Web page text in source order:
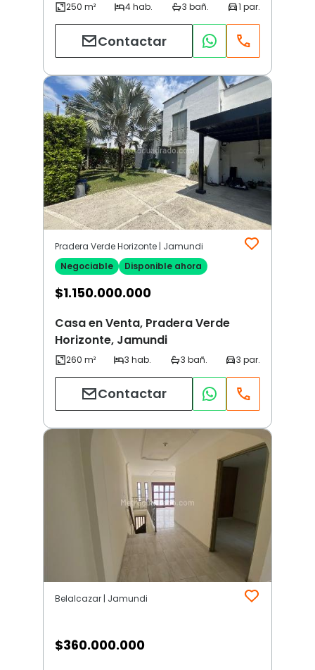
Contactar
Pradera Verde Horizonte | Jamundi
Negociable
Disponible ahora
$1.150.000.000
Casa en Venta, Pradera Verde
Horizonte, Jamundi
Contactar
Belalcazar | Jamundi
$360.000.000